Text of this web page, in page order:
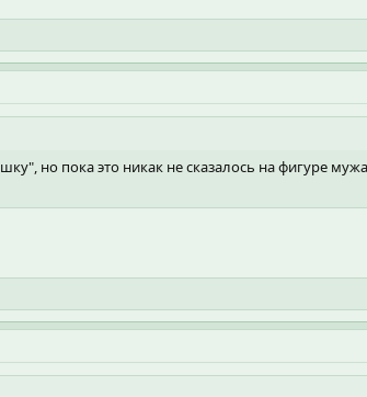
но пока это никак не сказалось на фигуре